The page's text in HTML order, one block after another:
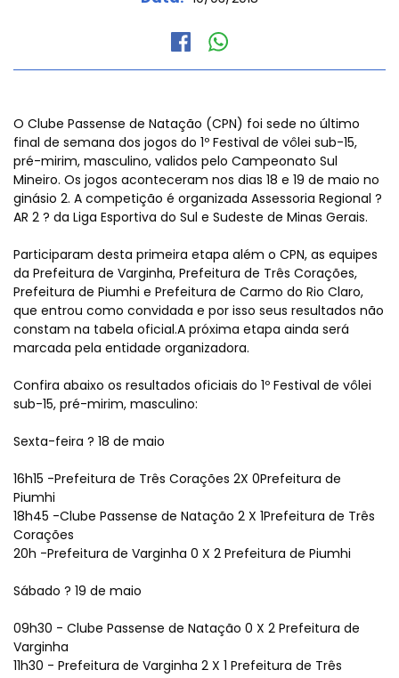
O Clube Passense de Natação (CPN) foi sede no último
final de semana dos jogos do 1º Festival de vôlei sub-15,
pré-mirim, masculino, validos pelo Campeonato Sul
Mineiro. Os jogos aconteceram nos dias 18 e 19 de maio no
ginásio 2. A competição é organizada Assessoria Regional ?
AR 2 ? da Liga Esportiva do Sul e Sudeste de Minas Gerais.
Participaram desta primeira etapa além o CPN, as equipes
da Prefeitura de Varginha, Prefeitura de Três Corações,
Prefeitura de Piumhi e Prefeitura de Carmo do Rio Claro,
que entrou como convidada e por isso seus resultados não
constam na tabela oficial.A próxima etapa ainda será
marcada pela entidade organizadora.
Confira abaixo os resultados oficiais do 1º Festival de vôlei
sub-15, pré-mirim, masculino:
Sexta-feira ? 18 de maio
16h15 -Prefeitura de Três Corações 2X 0Prefeitura de
Piumhi
18h45 -Clube Passense de Natação 2 X 1Prefeitura de Três
Corações
20h -Prefeitura de Varginha 0 X 2 Prefeitura de Piumhi
Sábado ? 19 de maio
09h30 - Clube Passense de Natação 0 X 2 Prefeitura de
Varginha
11h30 - Prefeitura de Varginha 2 X 1 Prefeitura de Três